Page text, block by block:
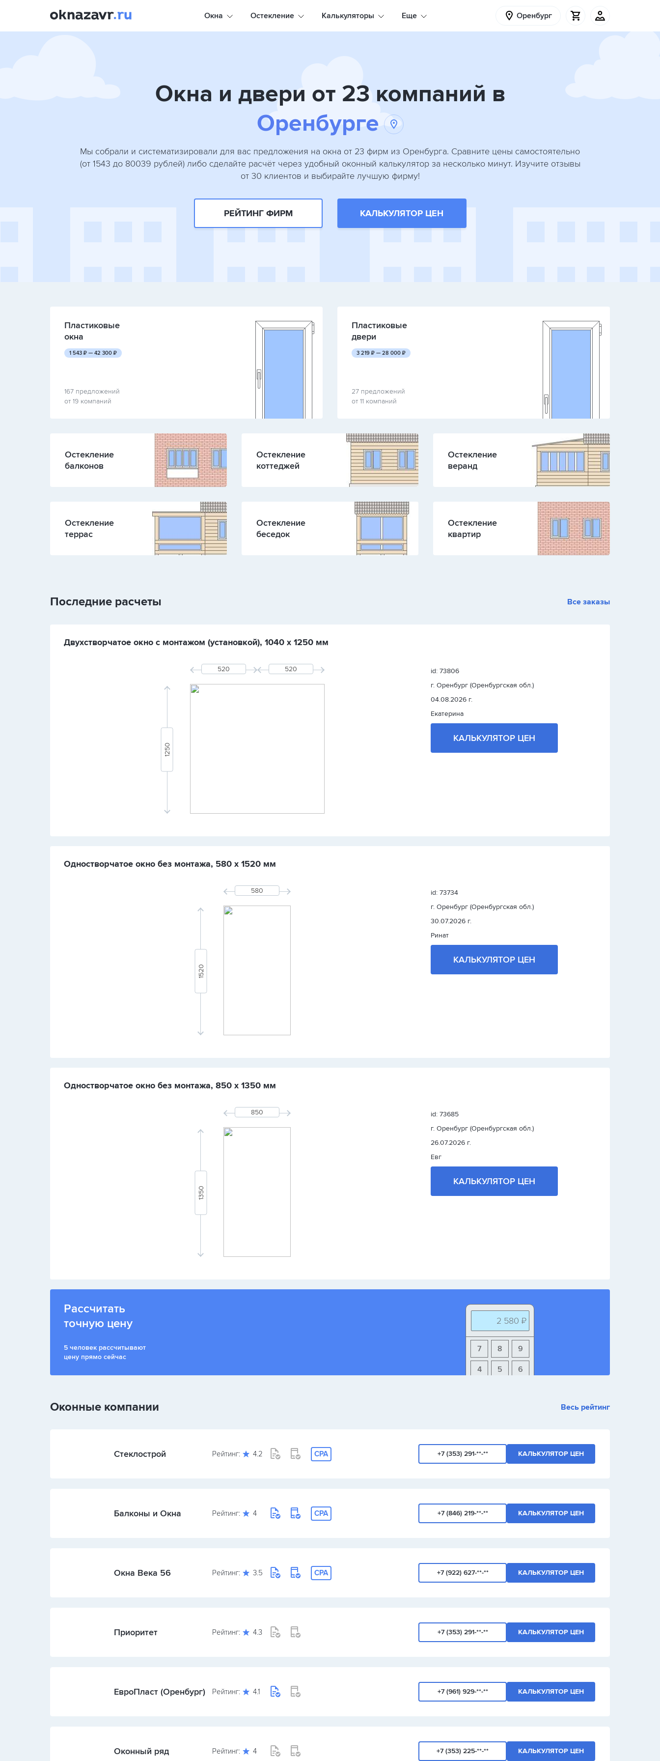
Окна Остекление Калькуляторы Еще Оренбург
Окна и двери от 23 компаний в
Оренбурге
Мы собрали и систематизировали для вас предложения на окна от 23 фирм из Оренбурга. Сравните цены самостоятельно
(от 1543 до 80039 рублей) либо сделайте расчёт через удобный оконный калькулятор за несколько минут. Изучите отзывы
от 30 клиентов и выбирайте лучшую фирму!
РЕЙТИНГ ФИРМ КАЛЬКУЛЯТОР ЦЕН
Пластиковые
окна
1 543 руб.
₽ — 42 300 руб.
₽
167 предложений
от 19 компаний
Пластиковые
двери
3 219 руб.
₽ — 28 000 руб.
₽
27 предложений
от 11 компаний
Остекление
балконов
Остекление
коттеджей
Остекление
веранд
Остекление
террас
Остекление
беседок
Остекление
квартир
Последние расчеты Все заказы
Двухстворчатое окно с монтажом (установкой), 1040 х 1250 мм
id: 73806
г. Оренбург (Оренбургская обл.)
04.08.2026 г.
Екатерина
КАЛЬКУЛЯТОР ЦЕН
Одностворчатое окно без монтажа, 580 х 1520 мм
id: 73734
г. Оренбург (Оренбургская обл.)
30.07.2026 г.
Ринат
КАЛЬКУЛЯТОР ЦЕН
Одностворчатое окно без монтажа, 850 х 1350 мм
id: 73685
г. Оренбург (Оренбургская обл.)
26.07.2026 г.
Евг
КАЛЬКУЛЯТОР ЦЕН
Рассчитать
точную цену
5 человек рассчитывают
цену прямо сейчас
2 580 ₽
9
8
7
6
5
4
Оконные компании Весь рейтинг
Стеклострой Рейтинг: 4.2 CPA +7 (353) 291-**-** КАЛЬКУЛЯТОР ЦЕН
Балконы и Окна Рейтинг: 4 CPA +7 (846) 219-**-** КАЛЬКУЛЯТОР ЦЕН
Окна Века 56 Рейтинг: 3.5 CPA +7 (922) 627-**-** КАЛЬКУЛЯТОР ЦЕН
Приоритет Рейтинг: 4.3 +7 (353) 291-**-** КАЛЬКУЛЯТОР ЦЕН
ЕвроПласт (Оренбург) Рейтинг: 4.1 +7 (961) 929-**-** КАЛЬКУЛЯТОР ЦЕН
Оконный ряд Рейтинг: 4 +7 (353) 225-**-** КАЛЬКУЛЯТОР ЦЕН